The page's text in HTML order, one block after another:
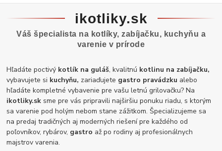
ikotliky.sk
Váš špecialista na kotlíky, zabíjačku, kuchyňu a
varenie v prírode
Hľadáte poctivý kotlík na guláš, kvalitnú kotlinu na zabíjačku,
vybavujete si kuchyňu, zariaďujete gastro pravádzku alebo
hľadáte kompletné vybavenie pre vašu letnú grilovačku? Na
ikotliky.sk sme pre vás pripravili najširšiu ponuku riadu, s ktorým
sa varenie pod holým nebom stane zážitkom. Špecializujeme sa
na predaj tradičných aj moderných riešení pre každého od
poľovníkov, rybárov, gastro až po rodiny aj profesionálnych
majstrov varenia.